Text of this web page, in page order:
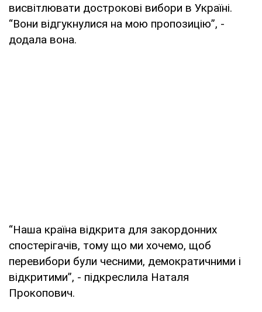
висвітлювати дострокові вибори в Україні.
“Вони відгукнулися на мою пропозицію”, -
додала вона.
“Наша країна відкрита для закордонних
спостерігачів, тому що ми хочемо, щоб
перевибори були чесними, демократичними і
відкритими”, - підкреслила Наталя
Прокопович.